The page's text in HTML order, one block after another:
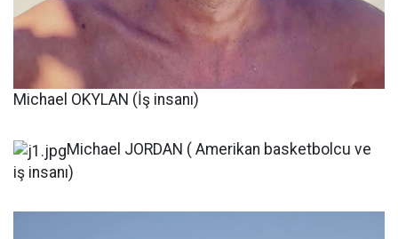
Michael OKYLAN (İş insanı)
Michael JORDAN ( Amerikan basketbolcu ve
iş insanı)